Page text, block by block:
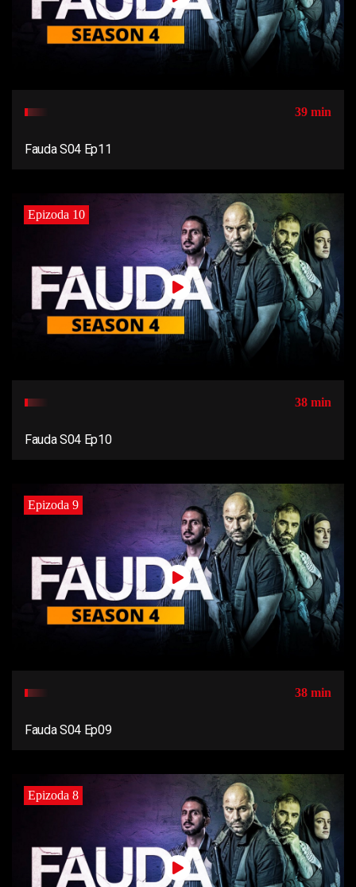
39 min
Fauda S04 Ep11
Epizoda 10
38 min
Fauda S04 Ep10
Epizoda 9
38 min
Fauda S04 Ep09
Epizoda 8